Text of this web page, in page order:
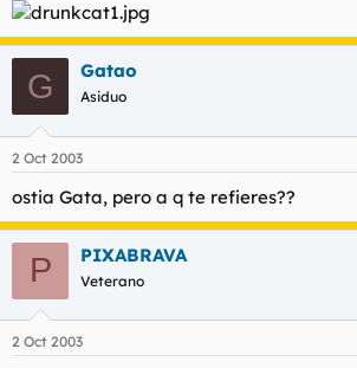
G Gatao
Asiduo
2 Oct 2003
ostia Gata, pero a q te refieres??
P PIXABRAVA
Veterano
2 Oct 2003